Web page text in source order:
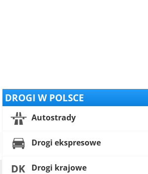
DROGI W POLSCE
Autostrady
Drogi ekspresowe
Drogi krajowe